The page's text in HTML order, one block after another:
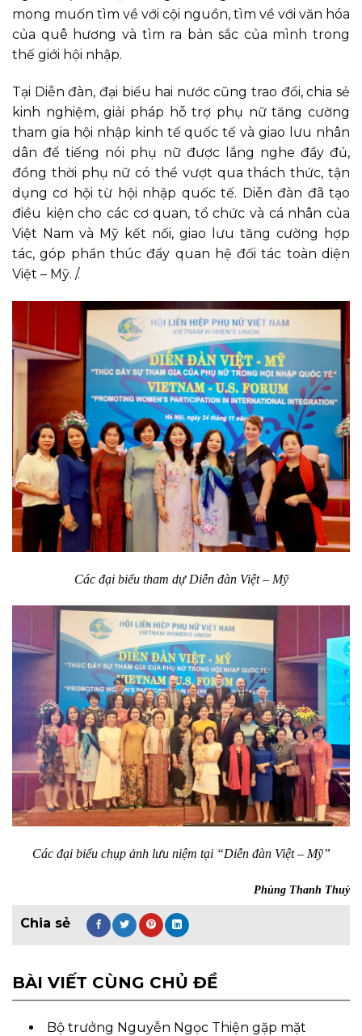
mong muốn tìm về với cội nguồn, tìm về với văn hóa
của quê hương và tìm ra bản sắc của mình trong
thế giới hội nhập.
Tại Diễn đàn, đại biểu hai nước cũng trao đổi, chia sẻ
kinh nghiệm, giải pháp hỗ trợ phụ nữ tăng cường
tham gia hội nhập kinh tế quốc tế và giao lưu nhân
dân để tiếng nói phụ nữ được lắng nghe đầy đủ,
đồng thời phụ nữ có thể vượt qua thách thức, tận
dụng cơ hội từ hội nhập quốc tế. Diễn đàn đã tạo
điều kiện cho các cơ quan, tổ chức và cá nhân của
Việt Nam và Mỹ kết nối, giao lưu tăng cường hợp
tác, góp phần thúc đẩy quan hệ đối tác toàn diện
Việt – Mỹ. /.
Các đại biểu tham dự Diễn đàn Việt – Mỹ
Các đại biểu chụp ảnh lưu niệm tại “Diễn đàn Việt – Mỹ”
Phùng Thanh Thuỷ
BÀI VIẾT CÙNG CHỦ ĐỀ
Bộ trưởng Nguyễn Ngọc Thiện gặp mặt